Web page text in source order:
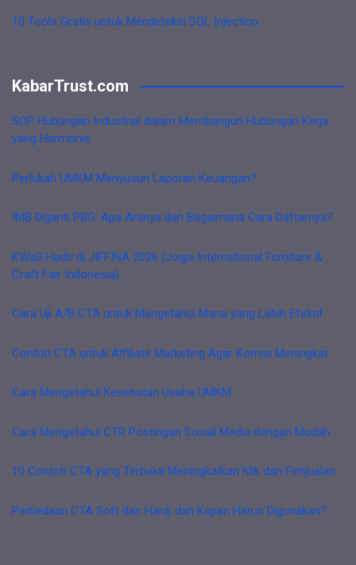
10 Tools Gratis untuk Mendeteksi SQL Injection
KabarTrust.com
SOP Hubungan Industrial dalam Membangun Hubungan Kerja
yang Harmonis
Perlukah UMKM Menyusun Laporan Keuangan?
IMB Diganti PBG: Apa Artinya dan Bagaimana Cara Daftarnya?
KWaS Hadir di JIFFINA 2026 (Jogja International Furniture &
Craft Fair Indonesia)
Cara Uji A/B CTA untuk Mengetahui Mana yang Lebih Efektif
Contoh CTA untuk Affiliate Marketing Agar Komisi Meningkat
Cara Mengetahui Kesehatan Usaha UMKM
Cara Mengetahui CTR Postingan Sosial Media dengan Mudah
10 Contoh CTA yang Terbukti Meningkatkan Klik dan Penjualan
Perbedaan CTA Soft dan Hard, dan Kapan Harus Digunakan?